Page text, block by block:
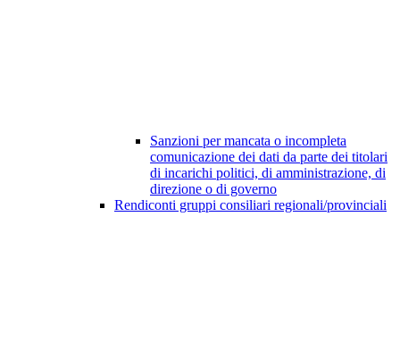
Sanzioni per mancata o incompleta
comunicazione dei dati da parte dei titolari
di incarichi politici, di amministrazione, di
direzione o di governo
Rendiconti gruppi consiliari regionali/provinciali